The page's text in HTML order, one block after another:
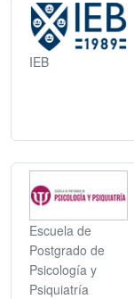
IEB
Escuela de
Postgrado de
Psicología y
Psiquiatría